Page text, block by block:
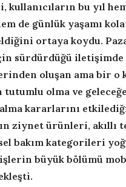
kullanıcıların bu yıl
de günlük yaşamı
ortaya koydu.
sürdürdüğü
oluşan ama bir o
tutumlu olma ve
kararlarını
ziynet ürünleri, akıllı
bakım kategorileri
büyük bölümü